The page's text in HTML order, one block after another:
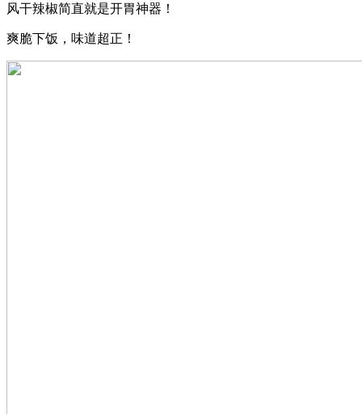
风干辣椒简直就是开胃神器！
爽脆下饭，味道超正！